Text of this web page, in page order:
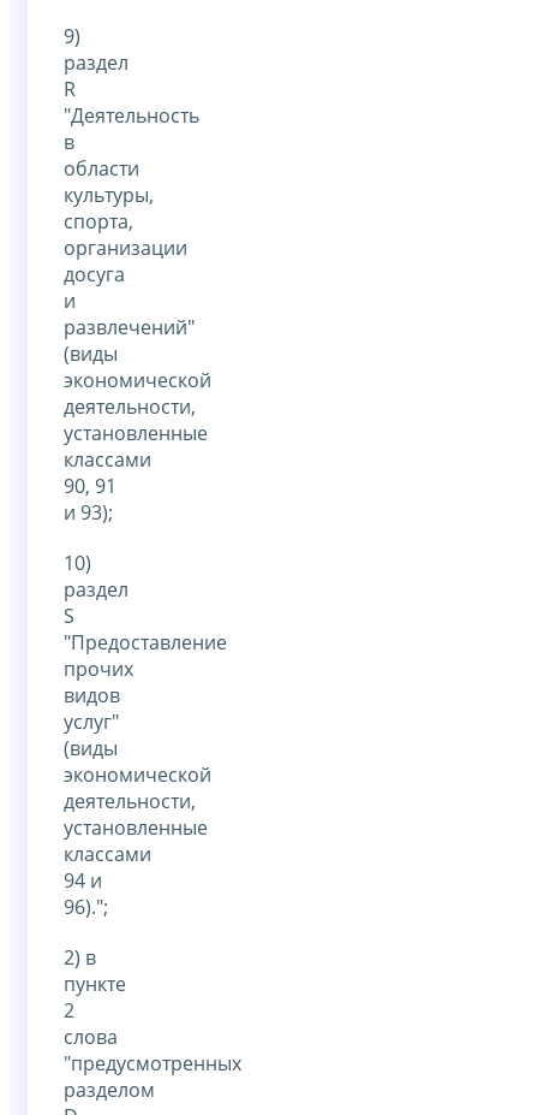
9)
раздел
R
"Деятельность
в
области
культуры,
спорта,
организации
досуга
и
развлечений"
(виды
экономической
деятельности,
установленные
классами
90, 91
и 93);
10)
раздел
S
"Предоставление
прочих
видов
услуг"
(виды
экономической
деятельности,
установленные
классами
94 и
96).";
2) в
пункте
2
слова
"предусмотренных
разделом